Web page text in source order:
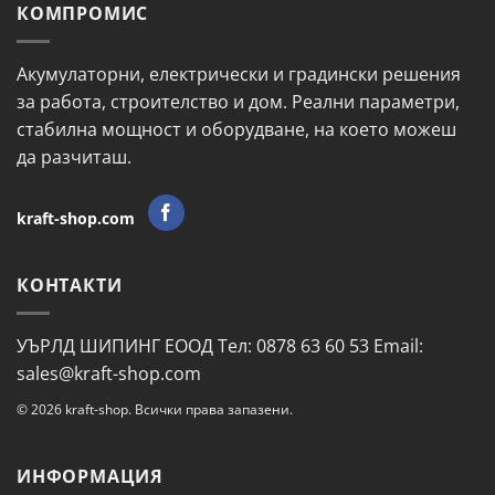
КОМПРОМИС
Акумулаторни, електрически и градински решения
за работа, строителство и дом. Реални параметри,
стабилна мощност и оборудване, на което можеш
да разчиташ.
kraft-shop.com
КОНТАКТИ
УЪРЛД ШИПИНГ ЕООД Тел: 0878 63 60 53 Email:
sales@kraft-shop.com
© 2026 kraft-shop. Всички права запазени.
ИНФОРМАЦИЯ